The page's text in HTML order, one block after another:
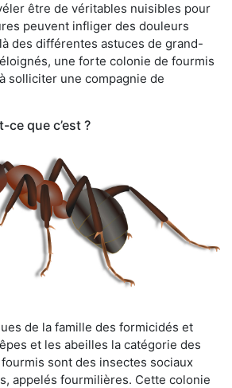
être de véritables nuisibles pour
peuvent infliger des douleurs
des différentes astuces de grand-
une forte colonie de fourmis
solliciter une compagnie de
ce que c’est ?
de la famille des formicidés et
et les abeilles la catégorie des
fourmis sont des insectes sociaux
appelés fourmilières. Cette colonie